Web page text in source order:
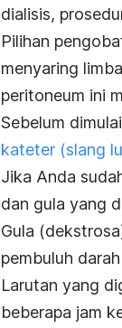
dialisis,
Pilihan
menyaring
peritoneum ini
Sebelum
kateter (slang
Jika Anda
dan gula yang
Gula
pembuluh
Larutan yang
beberapa jam